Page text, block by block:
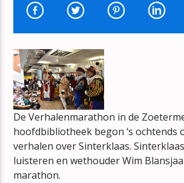
CHINA GIRL
DAVID BOWIE
mz-radio
De Verhalenmarathon in de
hoofdbibliotheek begon ‘s ochtends
verhalen over Sinterklaas.
luisteren en wethouder Wim
marathon.